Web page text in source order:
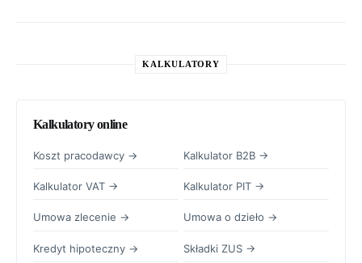
KALKULATORY
Kalkulatory online
Koszt pracodawcy → Kalkulator B2B →
Kalkulator VAT → Kalkulator PIT →
Umowa zlecenie → Umowa o dzieło →
Kredyt hipoteczny → Składki ZUS →